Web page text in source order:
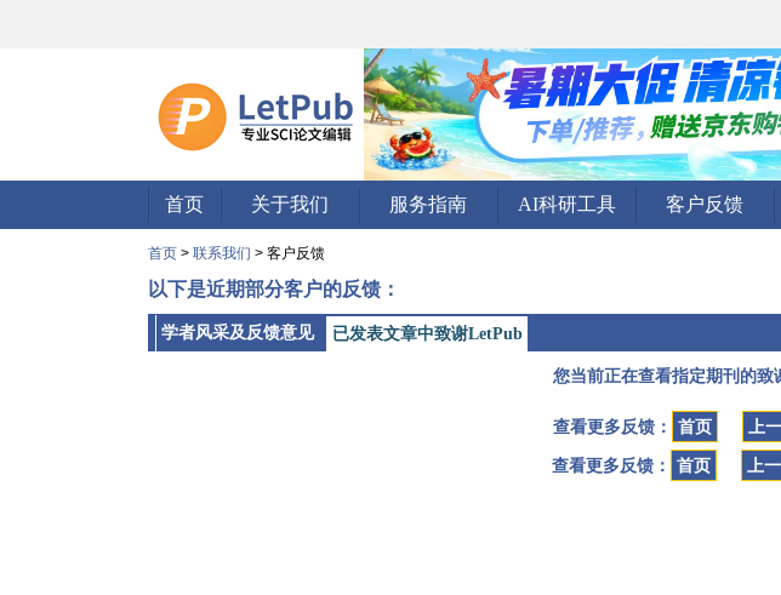
首页 关于我们 服务指南 AI科研工具 客户反馈
首页 > 联系我们 > 客户反馈
以下是近期部分客户的反馈：
学者风采及反馈意见 已发表文章中致谢LetPub
您当前正在查看指定期刊的致
查看更多反馈： 首页 上
查看更多反馈：
首页 上